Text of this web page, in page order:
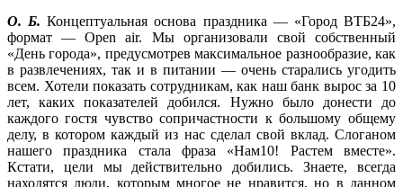
О. Б.Концептуальная основа праздника — «Город ВТБ24»,
формат — Open air. Мы организовали свой собственный
«День города», предусмотрев максимальное разнообразие, как
в развлечениях, так и в питании — очень старались угодить
всем. Хотели показать сотрудникам, как наш банк вырос за 10
лет, каких показателей добился. Нужно было донести до
каждого гостя чувство сопричастности к большому общему
делу, в котором каждый из нас сделал свой вклад. Cлоганом
нашего праздника стала фраза «Нам10! Растем вместе».
Кстати, цели мы действительно добились. Знаете, всегда
находятся люди, которым многое не нравится, но в данном